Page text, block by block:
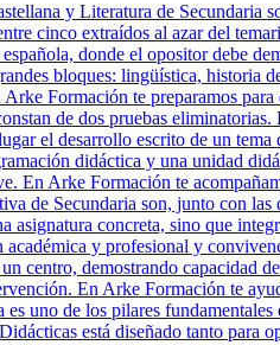
y Literatura de Secundaria
cinco extraídos al azar del
donde el opositor debe
bloques: lingüística, historia
Formación te preparamos
de dos pruebas
el desarrollo escrito de un
didáctica y una unidad
En Arke Formación te
de Secundaria son, junto con
concreta, sino que
y profesional y
centro, demostrando capacidad
En Arke Formación te
es uno de los pilares
está diseñado tanto para